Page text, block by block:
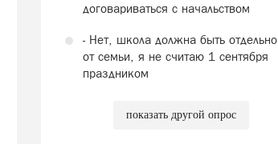
договариваться с начальством
- Нет, школа должна быть отдельно
от семьи, я не считаю 1 сентября
праздником
показать другой опрос